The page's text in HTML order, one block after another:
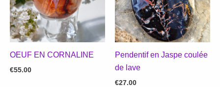
OEUF EN CORNALINE
€55.00
Pendentif en Jaspe coulée
de lave
€27.00